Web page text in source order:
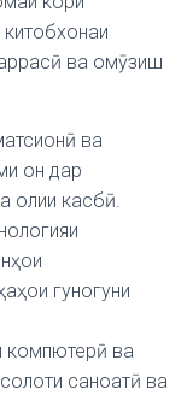
ва омӯзиш
ва
он дар
олии касбӣ.
гуногуни
компютерӣ ва
саноатӣ ва